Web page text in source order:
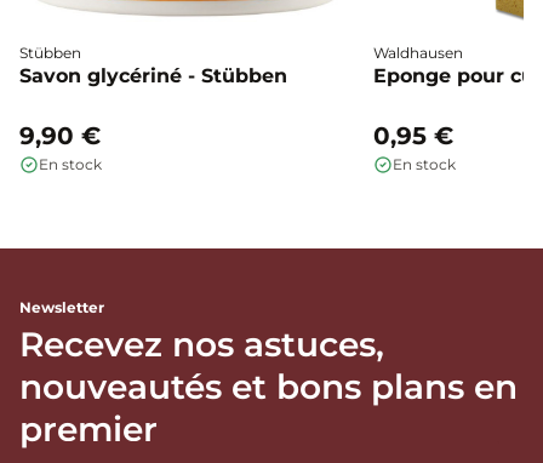
Stübben
Savon glycériné - Stübben
9,90 €
En stock
Waldhausen
Eponge pour
0,95 €
En stock
Newsletter
Recevez nos astuces,
nouveautés et bons plans en
premier